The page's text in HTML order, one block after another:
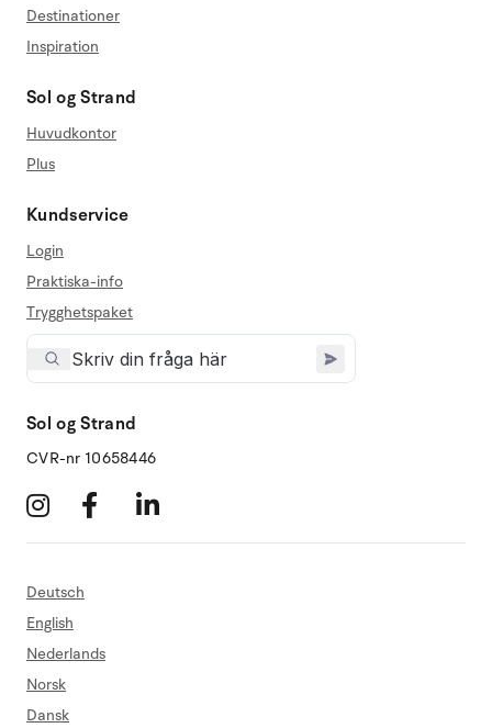
Destinationer
Inspiration
Sol og Strand
Huvudkontor
Plus
Kundservice
Login
Praktiska-info
Trygghetspaket
Sol og Strand
CVR-nr 10658446
Deutsch
English
Nederlands
Norsk
Dansk